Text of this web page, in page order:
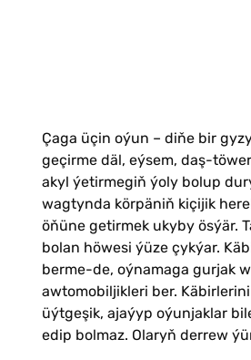
Çaga üçin oýun – diňe bir
geçirme däl, eýsem, daş-
akyl ýetirmegiň ýoly bolup
wagtynda körpäniň kiçijik
öňüne getirmek ukyby ösýär.
bolan höwesi ýüze çykýar.
berme-de, oýnamaga gurjak
awtomobiljikleri ber.
üýtgeşik, ajaýyp oýunjaklar
edip bolmaz. Olaryň derrew